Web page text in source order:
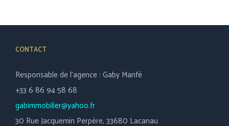
CONTACT
Responsable de l’agence : Gaby Manfé
+33 6 86 94 58 68
gabimmobilier@yahoo.fr
30 Rue Jacquemin Perpère, 33680 Lacanau